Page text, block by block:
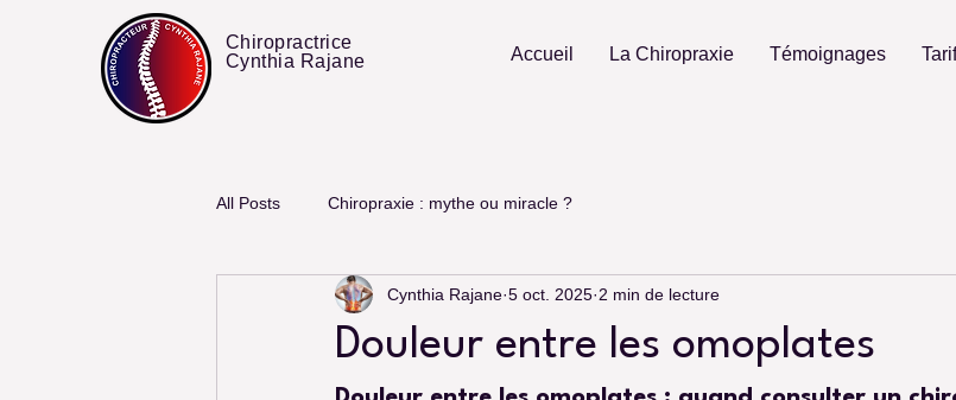
Chiropractrice
Cynthia Rajane
Accueil La Chiropraxie Témoignages
All Posts Chiropraxie : mythe ou miracle ?
Douleur entre les omoplates
Cynthia Rajane 5 oct. 2025 2 min de lecture